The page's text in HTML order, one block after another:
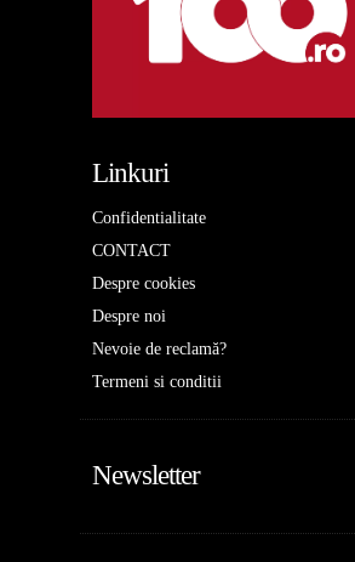
Linkuri
Confidentialitate
CONTACT
Despre cookies
Despre noi
Nevoie de reclamă?
Termeni si conditii
Newsletter